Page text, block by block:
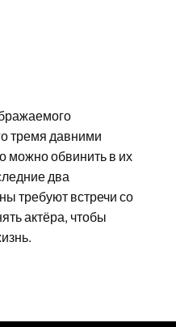
тремя давними
можно обвинить в их
два
требуют встречи со
актёра, чтобы